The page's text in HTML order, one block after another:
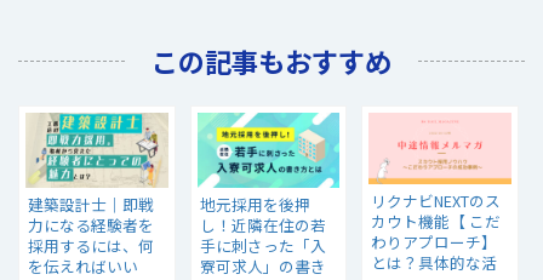
この記事もおすすめ
建築設計士｜即戦
力になる経験者を
採用するには、何
を伝えればいい
地元採用を後押
し！近隣在住の若
手に刺さった「入
寮可求人」の書き
リクナビNEXTのス
カウト機能【 こだ
わりアプローチ】
とは？具体的な活